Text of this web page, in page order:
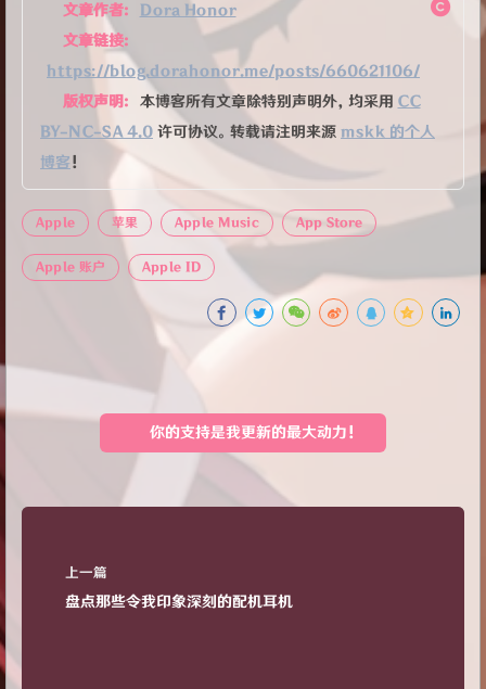
文章作者:
Dora Honor
文章链接:
https://blog.dorahonor.me/posts/660621106/
版权声明:
本博客所有文章除特别声明外，均采用 CC
BY-NC-SA 4.0 许可协议。转载请注明来源 mskk 的个人
博客！
Apple 苹果 Apple Music App Store
Apple 账户 Apple ID
你的支持是我更新的最大动力！
上一篇
盘点那些令我印象深刻的配机耳机